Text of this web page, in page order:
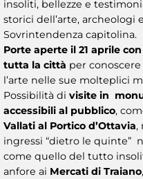
insoliti, bellezze e
storici dell’arte, archeologi
Sovrintendenza capitolina.
Porte aperte il 21 aprile
tutta la città per
l’arte nelle sue molteplici
Possibilità di visite in
accessibili al pubblico,
Vallati al Portico d’Ottavia,
ingressi “dietro le quinte”
come quello del tutto
anfore ai Mercati di Traiano